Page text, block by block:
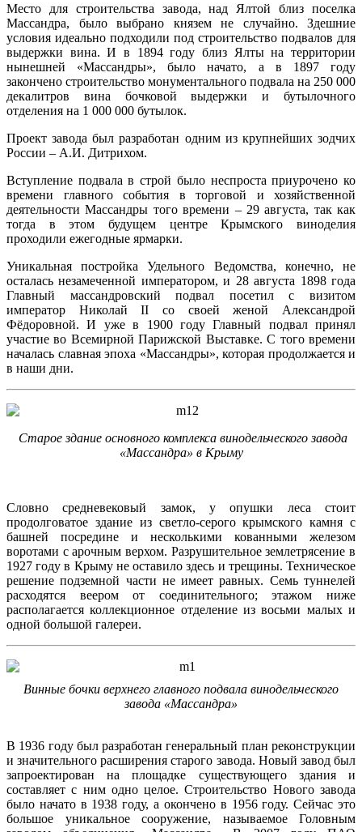
Место для строительства завода, над Ялтой близ поселка
Массандра, было выбрано князем не случайно. Здешние
условия идеально подходили под строительство подвалов для
выдержки вина. И в 1894 году близ Ялты на территории
нынешней «Массандры», было начато, а в 1897 году
закончено строительство монументального подвала на 250 000
декалитров вина бочковой выдержки и бутылочного
отделения на 1 000 000 бутылок.
Проект завода был разработан одним из крупнейших зодчих
России – А.И. Дитрихом.
Вступление подвала в строй было неспроста приурочено ко
времени главного события в торговой и хозяйственной
деятельности Массандры того времени – 29 августа, так как
тогда в этом будущем центре Крымского виноделия
проходили ежегодные ярмарки.
Уникальная постройка Удельного Ведомства, конечно, не
осталась незамеченной императором, и 28 августа 1898 года
Главный массандровский подвал посетил с визитом
император Николай II со своей женой Александрой
Фёдоровной. И уже в 1900 году Главный подвал принял
участие во Всемирной Парижской Выставке. С того времени
началась славная эпоха «Массандры», которая продолжается и
в наши дни.
Старое здание основного комплекса винодельческого завода
«Массандра» в Крыму
Словно средневековый замок, у опушки леса стоит
продолговатое здание из светло-серого крымского камня с
башней посредине и несколькими кованными железом
воротами с арочным верхом. Разрушительное землетрясение в
1927 году в Крыму не оставило здесь и трещины. Техническое
решение подземной части не имеет равных. Семь туннелей
расходятся веером от соединительного; этажом ниже
располагается коллекционное отделение из восьми малых и
одной большой галереи.
Винные бочки верхнего главного подвала винодельческого
завода «Массандра»
В 1936 году был разработан генеральный план реконструкции
и значительного расширения старого завода. Новый завод был
запроектирован на площадке существующего здания и
составляет с ним одно целое. Строительство Нового завода
было начато в 1938 году, а окончено в 1956 году. Сейчас это
большое уникальное сооружение, называемое Головным